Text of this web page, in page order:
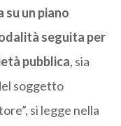
un piano
seguita per
pubblica, sia
soggetto
si legge nella